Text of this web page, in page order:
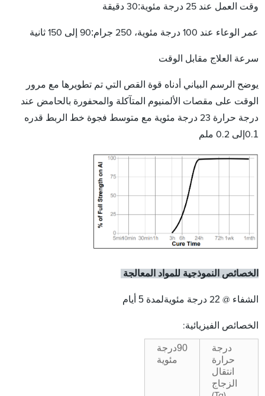
وقت العمل عند 25 درجة مئوية :30 دقيقة
عمر الوعاء عند 100 درجة مئوية، 250 جرام :90 إلى 150 ثانية
سرعة العلاج مقابل الوقت
يوضح الرسم البياني أدناه قوة القص التي تم تطويرها مع مرور
الوقت على مقصات الألمنيوم المتآكلة والمحفورة بالحامض عند
درجة حرارة 23 درجة مئوية مع متوسط ​​فجوة خط الربط قدره
0.1 إلى 0.2 ملم
الخصائص النموذجية للمواد المعالجة
الشفاء @ 2 2 درجة مئويةلمدة 5 أيام
الخصائص الفيزيائية:
درجة
حرارة
انتقال
الزجاج
90درجة
مئوية